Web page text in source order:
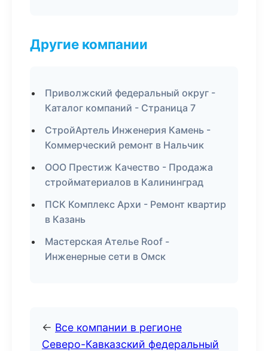
Другие компании
Приволжский федеральный округ -
Каталог компаний - Страница 7
СтройАртель Инженерия Камень -
Коммерческий ремонт в Нальчик
ООО Престиж Качество - Продажа
стройматериалов в Калининград
ПСК Комплекс Архи - Ремонт квартир
в Казань
Мастерская Ателье Roof -
Инженерные сети в Омск
← Все компании в регионе
Северо-Кавказский федеральный